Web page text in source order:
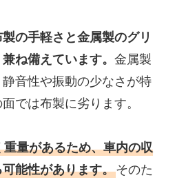
の手軽さと金属製のグリ
ね備えています。 金属製
音性や振動の少なさが特
では布製に劣ります。
量があるため、車内の収
能性があります。そのた